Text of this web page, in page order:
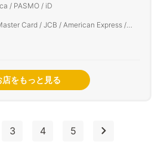
/ PASMO / iD
Card / JCB / American Express /
店をもっと見る
3 4 5